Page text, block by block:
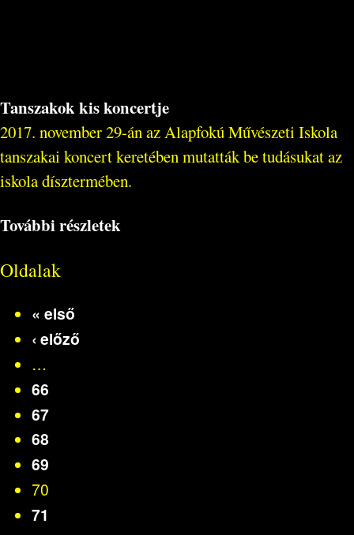
Tanszakok kis koncertje
2017. november 29-án az Alapfokú Művészeti Iskola
tanszakai koncert keretében mutatták be tudásukat az
iskola dísztermében.
További részletek
Oldalak
« első
‹ előző
…
66
67
68
69
70
71